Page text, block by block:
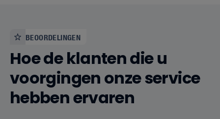
BEOORDELINGEN
Hoe de klanten die u
voorgingen onze service
hebben ervaren